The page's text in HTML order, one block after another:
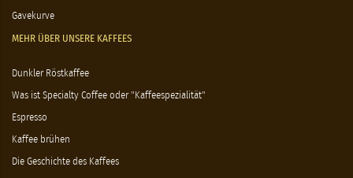
Gavekurve
MEHR ÜBER UNSERE KAFFEES
Dunkler Röstkaffee
Was ist Specialty Coffee oder "Kaffeespezialität"
Espresso
Kaffee brühen
Die Geschichte des Kaffees